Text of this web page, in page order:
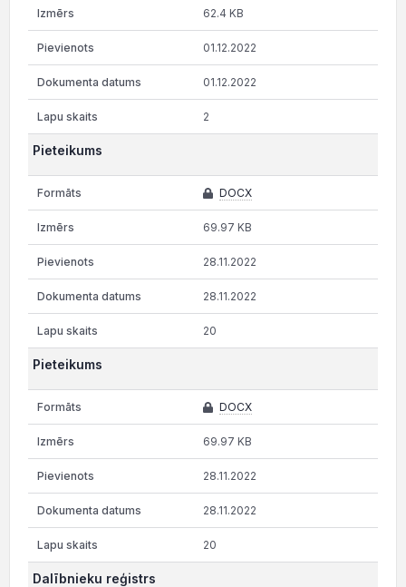
62.4 KB
01.12.2022
01.12.2022
2
Pieteikums
DOCX
69.97 KB
28.11.2022
28.11.2022
20
Pieteikums
DOCX
69.97 KB
28.11.2022
28.11.2022
20
Dalībnieku reģistrs